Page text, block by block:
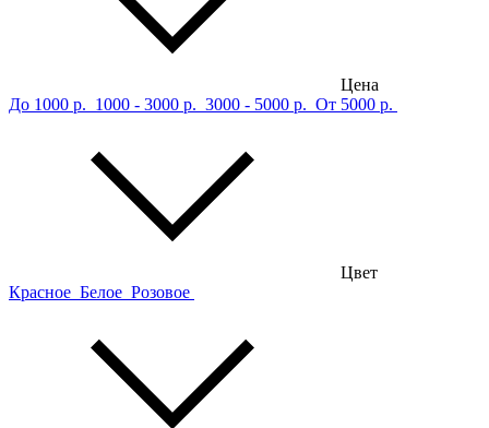
Цена
До 1000 р. 1000 - 3000 р. 3000 - 5000 р. От 5000 р.
Цвет
Красное Белое Розовое